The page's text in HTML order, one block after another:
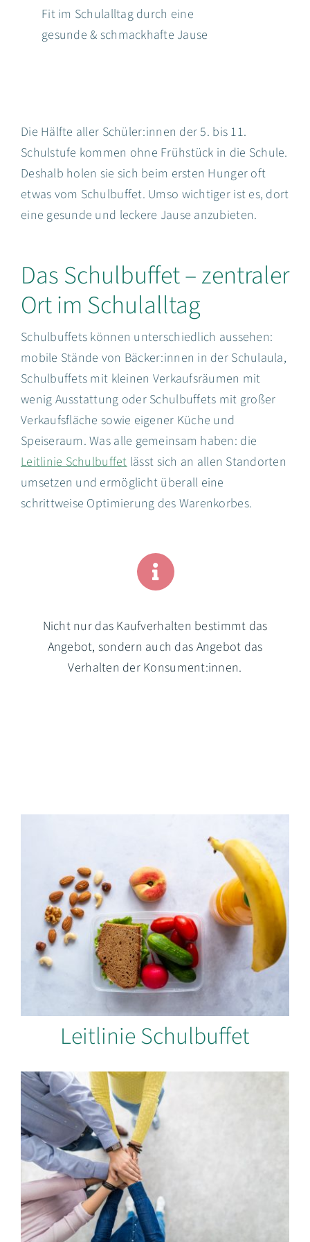
Fit im Schulalltag durch eine
gesunde & schmackhafte Jause
Die Hälfte aller Schüler:innen der 5. bis 11.
Schulstufe kommen ohne Frühstück in die Schule.
Deshalb holen sie sich beim ersten Hunger oft
etwas vom Schulbuffet. Umso wichtiger ist es, dort
eine gesunde und leckere Jause anzubieten.
Das Schulbuffet – zentraler
Ort im Schulalltag
Schulbuffets können unterschiedlich aussehen:
mobile Stände von Bäcker:innen in der Schulaula,
Schulbuffets mit kleinen Verkaufsräumen mit
wenig Ausstattung oder Schulbuffets mit großer
Verkaufsfläche sowie eigener Küche und
Speiseraum. Was alle gemeinsam haben: die
Leitlinie Schulbuffet lässt sich an allen Standorten
umsetzen und ermöglicht überall eine
schrittweise Optimierung des Warenkorbes.
Nicht nur das Kaufverhalten bestimmt das
Angebot, sondern auch das Angebot das
Verhalten der Konsument:innen.
Leitlinie Schulbuffet